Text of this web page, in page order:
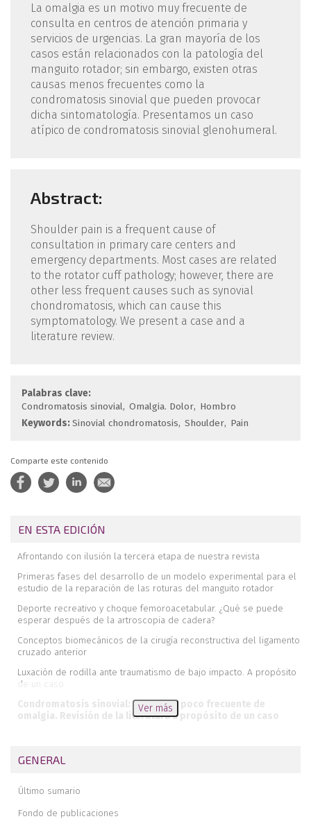
La omalgia es un motivo muy frecuente de
consulta en centros de atención primaria y
servicios de urgencias. La gran mayoría de los
casos están relacionados con la patología del
manguito rotador; sin embargo, existen otras
causas menos frecuentes como la
condromatosis sinovial que pueden provocar
dicha sintomatología. Presentamos un caso
atípico de condromatosis sinovial glenohumeral.
Abstract:
Shoulder pain is a frequent cause of
consultation in primary care centers and
emergency departments. Most cases are related
to the rotator cuff pathology; however, there are
other less frequent causes such as synovial
chondromatosis, which can cause this
symptomatology. We present a case and a
literature review.
Palabras clave:
Condromatosis sinovial Omalgia. Dolor Hombro
Keywords:Sinovial chondromatosis Shoulder Pain
Comparte este contenido
EN ESTA EDICIÓN
Afrontando con ilusión la tercera etapa de nuestra revista
Primeras fases del desarrollo de un modelo experimental para el
estudio de la reparación de las roturas del manguito rotador
Deporte recreativo y choque femoroacetabular. ¿Qué se puede
esperar después de la artroscopia de cadera?
Conceptos biomecánicos de la cirugía reconstructiva del ligamento
cruzado anterior
Luxación de rodilla ante traumatismo de bajo impacto. A propósito
de un caso
Condromatosis sinovial: una causa poco frecuente de
omalgia. Revisión de la literatura a propósito de un caso
Instrucciones para el envío de fotografías para la cubierta de
Ver más
GENERAL
Último sumario
Fondo de publicaciones